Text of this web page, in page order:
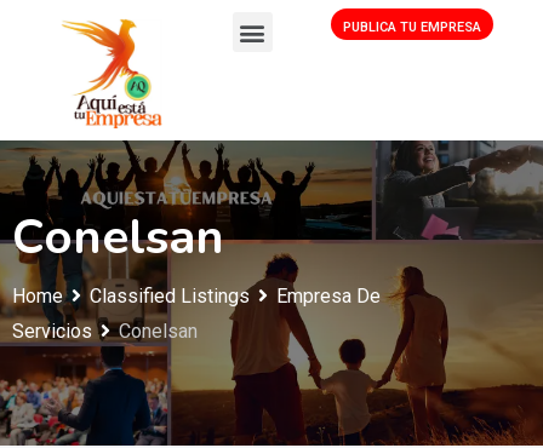
PUBLICA TU EMPRESA
Conelsan
Home Classified Listings
Empresa De
Servicios
Conelsan